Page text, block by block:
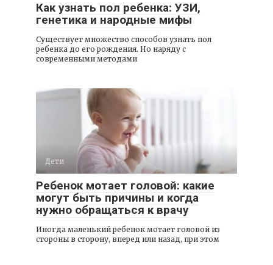
Как узнать пол ребенка: УЗИ,
генетика и народные мифы
Существует множество способов узнать пол
ребенка до его рождения. Но наряду с
современными методами
Дети
Ребенок мотает головой: какие
могут быть причины и когда
нужно обращаться к врачу
Иногда маленький ребенок мотает головой из
стороны в сторону, вперед или назад, при этом